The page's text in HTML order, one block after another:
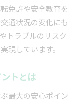
免許や安全教育を
通状況の変化にも
トラブルのリスク
現しています。
トとは
最大の安心ポイン